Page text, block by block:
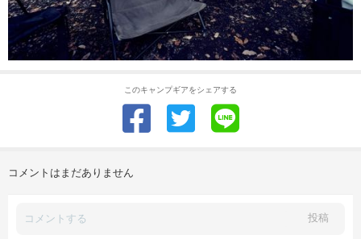
このキャンプギアをシェアする
コメントはまだありません
投稿